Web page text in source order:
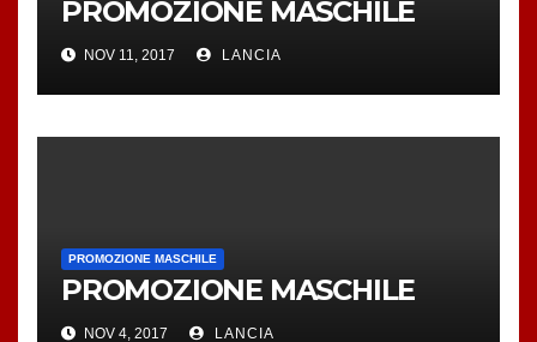
PROMOZIONE MASCHILE
NOV 11, 2017 LANCIA
PROMOZIONE MASCHILE
PROMOZIONE MASCHILE
NOV 4, 2017 LANCIA